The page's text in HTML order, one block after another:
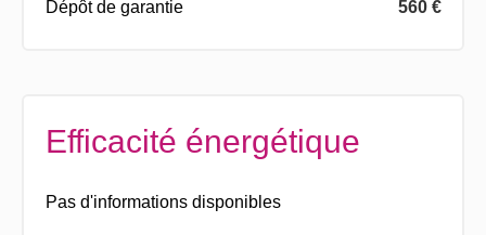
Dépôt de garantie 560 €
Efficacité énergétique
Pas d'informations disponibles